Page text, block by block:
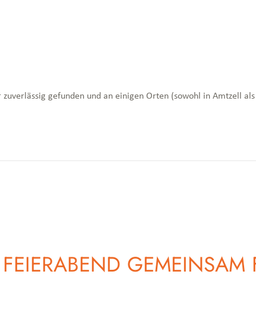
gefunden und an einigen Orten (sowohl in Amtzell
GEMEINSAM